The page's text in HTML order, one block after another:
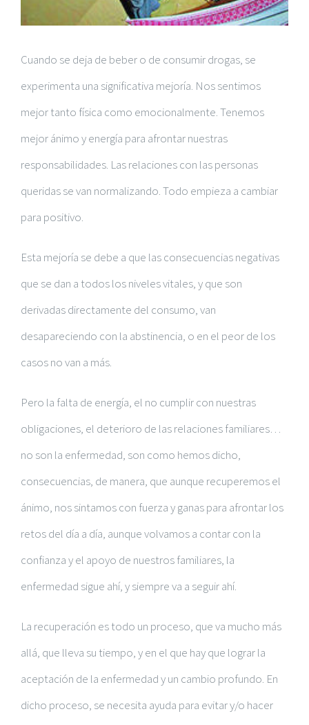
Cuando se deja de beber o de consumir drogas, se
experimenta una significativa mejoría. Nos sentimos
mejor tanto física como emocionalmente. Tenemos
mejor ánimo y energía para afrontar nuestras
responsabilidades. Las relaciones con las personas
queridas se van normalizando. Todo empieza a cambiar
para positivo.
Esta mejoría se debe a que las consecuencias negativas
que se dan a todos los niveles vitales, y que son
derivadas directamente del consumo, van
desapareciendo con la abstinencia, o en el peor de los
casos no van a más.
Pero la falta de energía, el no cumplir con nuestras
obligaciones, el deterioro de las relaciones familiares…
no son la enfermedad, son como hemos dicho,
consecuencias, de manera, que aunque recuperemos el
ánimo, nos sintamos con fuerza y ganas para afrontar los
retos del día a día, aunque volvamos a contar con la
confianza y el apoyo de nuestros familiares, la
enfermedad sigue ahí, y siempre va a seguir ahí.
La recuperación es todo un proceso, que va mucho más
allá, que lleva su tiempo, y en el que hay que lograr la
aceptación de la enfermedad y un cambio profundo. En
dicho proceso, se necesita ayuda para evitar y/o hacer